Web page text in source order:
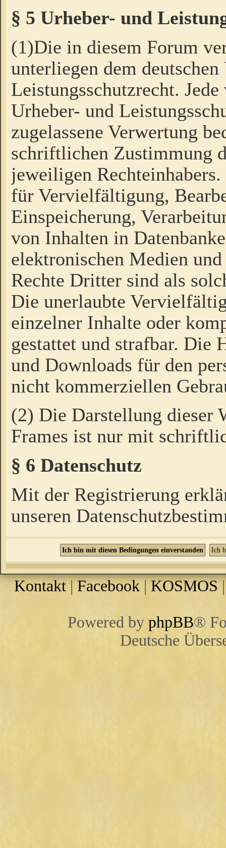
§ 5 Urheber- und
(1)Die in diesem Forum
unterliegen dem
Leistungsschutzrecht.
Urheber- und
zugelassene Verwertung
schriftlichen Zustimmung
jeweiligen
für Vervielfältigung,
Einspeicherung,
von Inhalten in
elektronischen Medien
Rechte Dritter sind als
Die unerlaubte
einzelner Inhalte oder
gestattet und strafbar. Die
und Downloads für den
nicht kommerziellen
(2) Die Darstellung dieser
Frames ist nur mit
§ 6 Datenschutz
Mit der Registrierung
unseren
Kontakt |Facebook | KOSMOS
Powered by phpBB®
Deutsche